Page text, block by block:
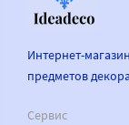
Интернет-магазин
предметов декора
Сервис